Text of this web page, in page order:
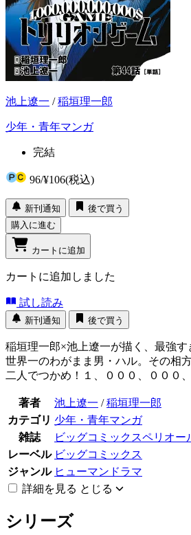
池上遼一 /稲垣理一郎
少年・青年マンガ
完結
96/¥106(税込)
新刊通知
後で買う
購入に進む
カートに追加
カートに追加しました
試し読み
新刊通知 後で買う
稲垣理一郎×池上遼一が描く、最強す
世界一のわがまま男・ハル。その相方
二人でつかめ！１、０００、０００
著者 池上遼一 /稲垣理一郎
カテゴリ 少年・青年マンガ
雑誌
ビッグコミックスペリオー
レーベル ビッグコミックス
ジャンル ヒューマンドラマ
詳細を見る とじる
シリーズ